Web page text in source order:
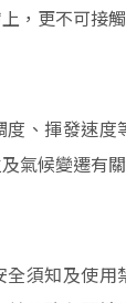
，更不可接
、揮發速度
氣候變遷有關
須知及使用